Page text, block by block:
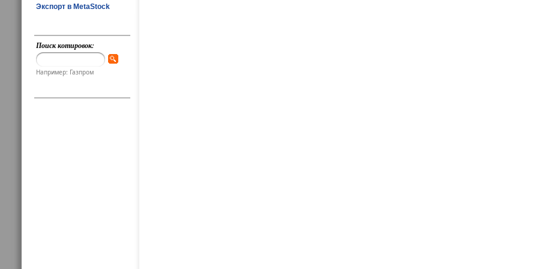
Экспорт в MetaStock
Поиск котировок:
Например: Газпром